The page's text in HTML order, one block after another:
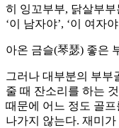
히 잉꼬부부, 닭살부
‘이 남자야’, ‘이 여자
아온 금슬(琴瑟) 좋은
그러나 대부분의 부부
줄 때 잔소리를 하는
때문에 어느 정도 골
나가지 않는다. 재미